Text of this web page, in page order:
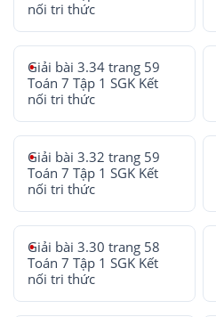
nối tri thức
Giải bài 3.34 trang 59
Toán 7 Tập 1 SGK Kết
nối tri thức
Giải bài 3.32 trang 59
Toán 7 Tập 1 SGK Kết
nối tri thức
Giải bài 3.30 trang 58
Toán 7 Tập 1 SGK Kết
nối tri thức